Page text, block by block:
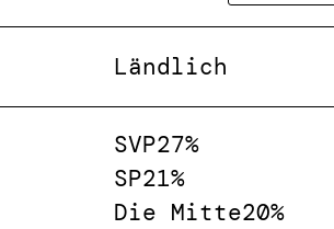
Ländlich
SVP27%
SP21%
Die Mitte20%